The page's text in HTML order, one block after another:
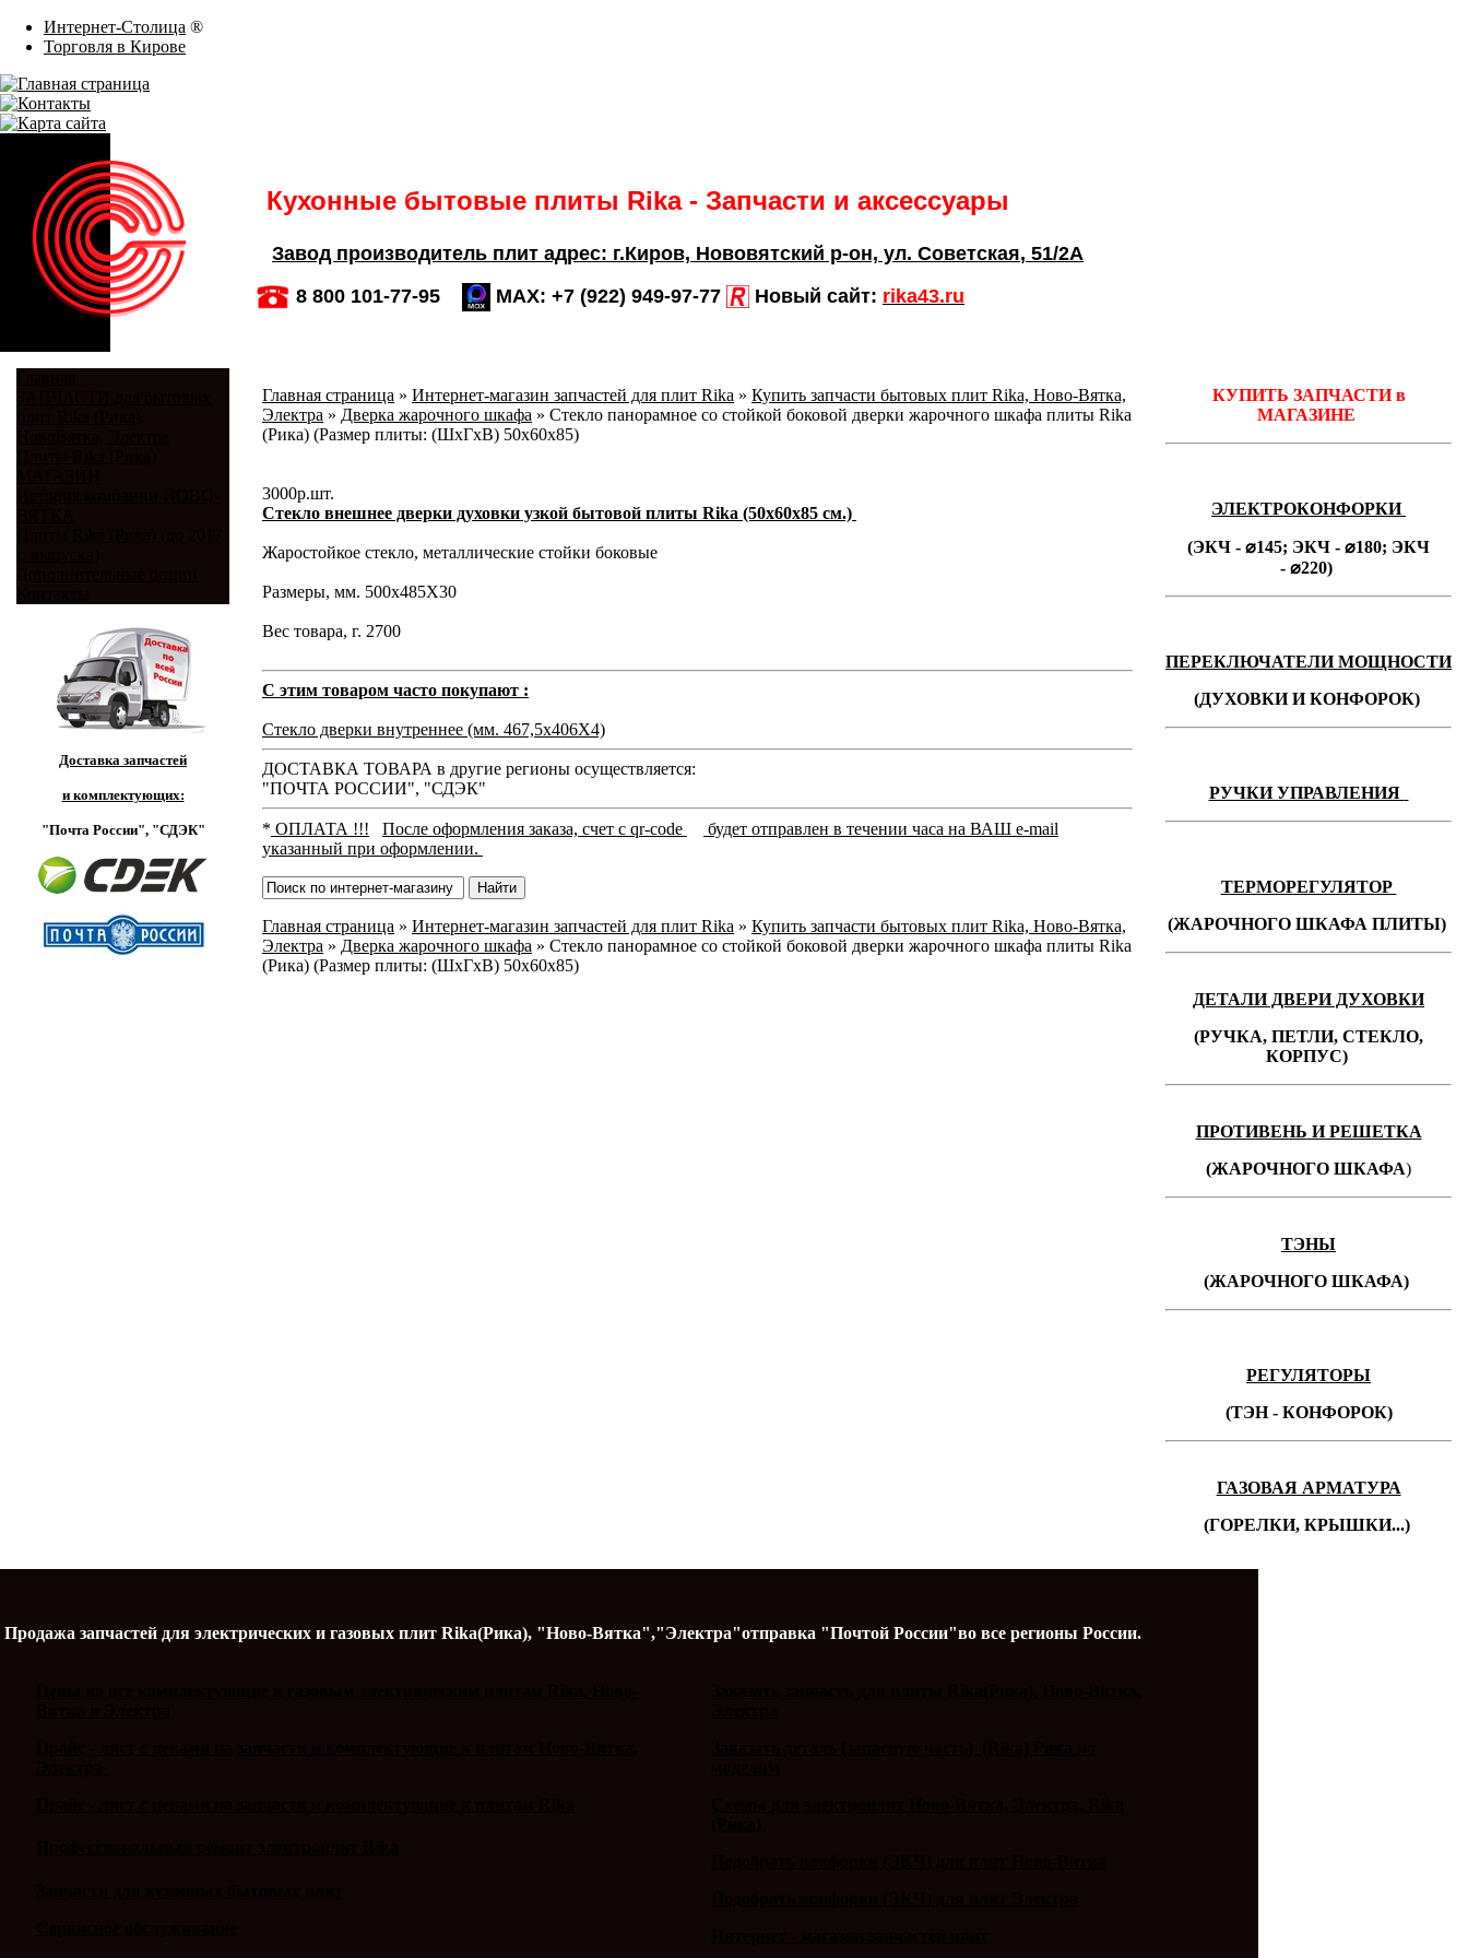
Интернет-Столица ®
Торговля в Кирове
Кухонные бытовые плиты Rika - Запчасти и аксессуары
Завод производитель плит адрес: г.Киров, Нововятский р-он, ул. Советская, 51/2А
8 800 101-77-95
MAX: +7 (922) 949-97-77 Новый сайт: rika43.ru
Доставка запчастей
и комплектующих:
"Почта России", "СДЭК"
Главная страница » Интернет-магазин запчастей для плит Rika » Купить запчасти бытовых плит Rika, Ново-Вятка,
Электра » Дверка жарочного шкафа » Стекло панорамное со стойкой боковой дверки жарочного шкафа плиты Rika
(Рика) (Размер плиты: (ШхГхВ) 50х60х85)
3000р.шт.
Стекло внешнее дверки духовки узкой бытовой плиты Rika (50х60х85 см.)
Жаростойкое стекло, металлические стойки боковые
Размеры, мм. 500х485Х30
Вес товара, г. 2700
С этим товаром часто покупают :
Стекло дверки внутреннее (мм. 467,5х406Х4)
ДОСТАВКА ТОВАРА в другие регионы осуществляется:
"ПОЧТА РОССИИ", "СДЭК"
* ОПЛАТА !!! После оформления заказа, счет с qr-code
будет отправлен в течении часа на ВАШ e-mail
указанный при оформлении.
Главная страница » Интернет-магазин запчастей для плит Rika » Купить запчасти бытовых плит Rika, Ново-Вятка,
Электра » Дверка жарочного шкафа » Стекло панорамное со стойкой боковой дверки жарочного шкафа плиты Rika
(Рика) (Размер плиты: (ШхГхВ) 50х60х85)
КУПИТЬ ЗАПЧАСТИ в
МАГАЗИНЕ
ЭЛЕКТРОКОНФОРКИ
(ЭКЧ - ⌀145; ЭКЧ - ⌀180; ЭКЧ
- ⌀220)
ПЕРЕКЛЮЧАТЕЛИ МОЩНОСТИ
(ДУХОВКИ И КОНФОРОК)
РУЧКИ УПРАВЛЕНИЯ
ТЕРМОРЕГУЛЯТОР
(ЖАРОЧНОГО ШКАФА ПЛИТЫ)
ДЕТАЛИ ДВЕРИ ДУХОВКИ
(РУЧКА, ПЕТЛИ, СТЕКЛО,
КОРПУС)
ПРОТИВЕНЬ И РЕШЕТКА
(ЖАРОЧНОГО ШКАФА)
ТЭНЫ
(ЖАРОЧНОГО ШКАФА)
РЕГУЛЯТОРЫ
(ТЭН - КОНФОРОК)
ГАЗОВАЯ АРМАТУРА
(ГОРЕЛКИ, КРЫШКИ...)
Продажа запчастей для электрических и газовых плит Rika(Рика), "Ново-Вятка","Электра"отправка "Почтой России"во все регионы России.